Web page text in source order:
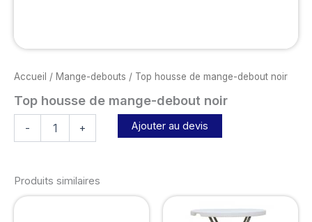
Accueil / Mange-debouts / Top housse de mange-debout noir
Top housse de mange-debout noir
- + Ajouter au devis
Produits similaires